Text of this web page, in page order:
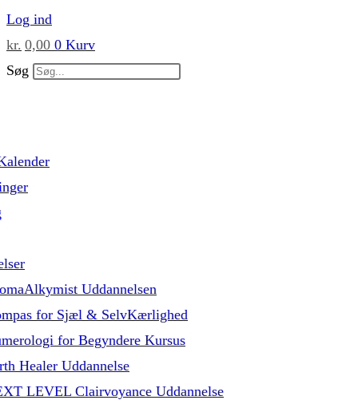
Skip
to
content
Log ind
kr. 0,00 0 Kurv
Søg
Uddannelsen
for Sjæl & SelvKærlighed
for Begyndere Kursus
Healer Uddannelse
LEVEL Clairvoyance Uddannelse